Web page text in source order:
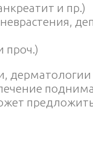
и пр.)
проч.)
подним